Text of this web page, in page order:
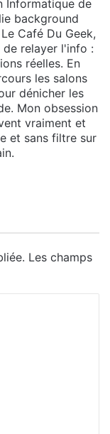
Informatique de
background
Café Du Geek,
de relayer l'info :
réelles. En
les salons
dénicher les
Mon obsession
vraiment et
et sans filtre sur
Les champs